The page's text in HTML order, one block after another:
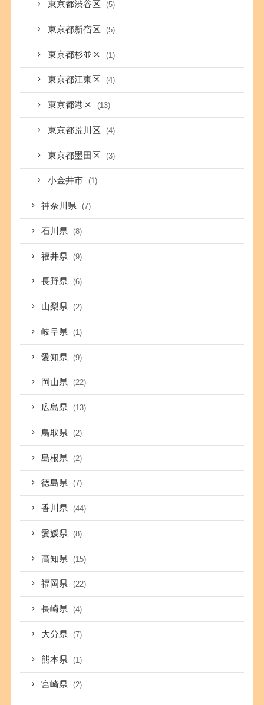
東京都渋谷区 (5)
東京都新宿区 (5)
東京都杉並区 (1)
東京都江東区 (4)
東京都港区 (13)
東京都荒川区 (4)
東京都墨田区 (3)
小金井市 (1)
神奈川県 (7)
石川県 (8)
福井県 (9)
長野県 (6)
山梨県 (2)
岐阜県 (1)
愛知県 (9)
岡山県 (22)
広島県 (13)
鳥取県 (2)
島根県 (2)
徳島県 (7)
香川県 (44)
愛媛県 (8)
高知県 (15)
福岡県 (22)
長崎県 (4)
大分県 (7)
熊本県 (1)
宮崎県 (2)